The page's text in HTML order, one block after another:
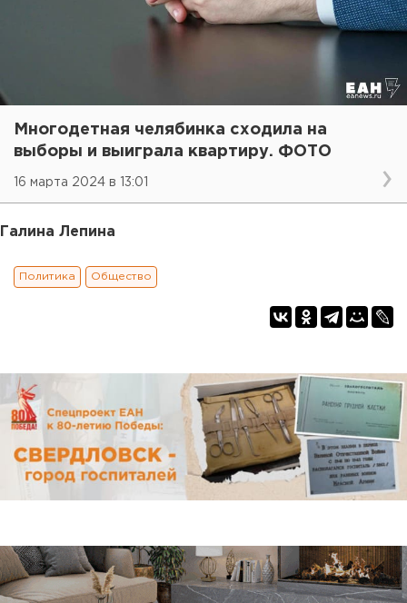
Многодетная челябинка сходила на
выборы и выиграла квартиру. ФОТО
16 марта 2024 в 13:01
Галина Лепина
Политика Общество